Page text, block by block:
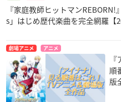
『家庭教師ヒットマン
s」はじめ歴代楽曲を完全網羅【
劇場アニメ アニメ
順
版